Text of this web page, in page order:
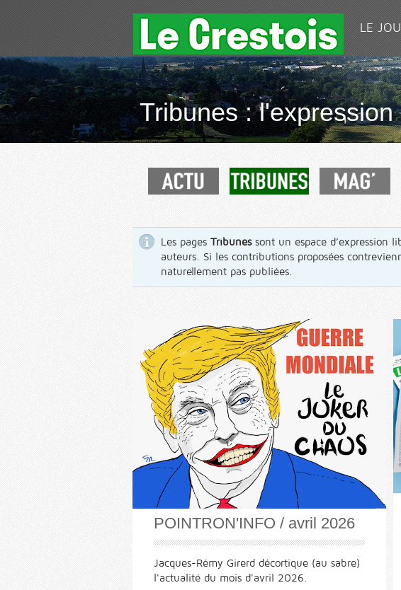
LE
Tribunes :
Les pages Tribunessont un espace d’expression
auteurs. Si les contributions proposées
naturellement pas publiées.
POINTRON'INFO / avril 2026
Jacques-Rémy Girerd décortique (au sabre)
l'actualité du mois d'avril 2026.